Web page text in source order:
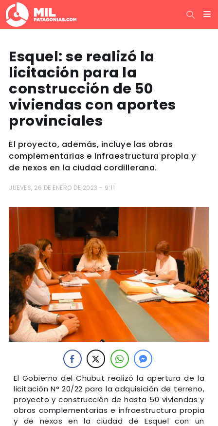
Esquel: se realizó la
licitación para la
construcción de 50
viviendas con aportes
provinciales
El proyecto, además, incluye las obras
complementarias e infraestructura propia y
de nexos en la ciudad cordillerana.
JUEVES, 26 DE ENERO DE 2023 - 9:11
El Gobierno del Chubut realizó la apertura de la
licitación N° 20/22 para la adquisición de terreno,
proyecto y construcción de hasta 50 viviendas y
obras complementarias e infraestructura propia
y de nexos en la ciudad de Esquel con un